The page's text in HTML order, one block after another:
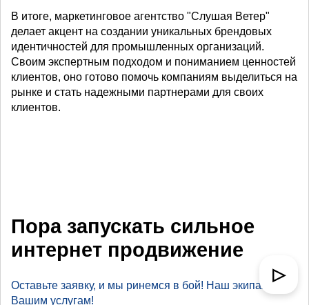
В итоге, маркетинговое агентство "Слушая Ветер"
делает акцент на создании уникальных брендовых
идентичностей для промышленных организаций.
Своим экспертным подходом и пониманием ценностей
клиентов, оно готово помочь компаниям выделиться на
рынке и стать надежными партнерами для своих
клиентов.
Пора запускать сильное
интернет продвижение
Оставьте заявку, и мы ринемся в бой! Наш экипаж к
Вашим услугам!
▷